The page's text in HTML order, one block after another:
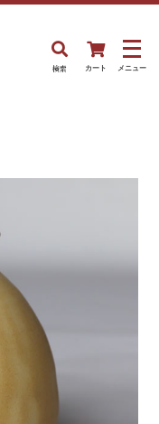
検索 カート メニュー